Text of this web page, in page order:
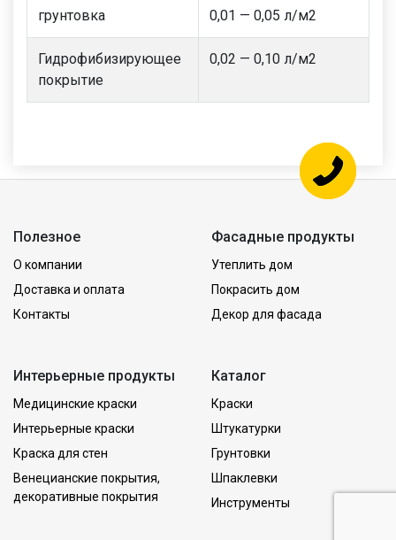
грунтовка 0,01 — 0,05 л/м2
Гидрофибизирующее
покрытие
0,02 — 0,10 л/м2
Полезное
О компании
Доставка и оплата
Контакты
Фасадные продукты
Утеплить дом
Покрасить дом
Декор для фасада
Интерьерные продукты
Медицинские краски
Интерьерные краски
Краска для стен
Венецианские покрытия,
декоративные покрытия
Каталог
Краски
Штукатурки
Грунтовки
Шпаклевки
Инструменты